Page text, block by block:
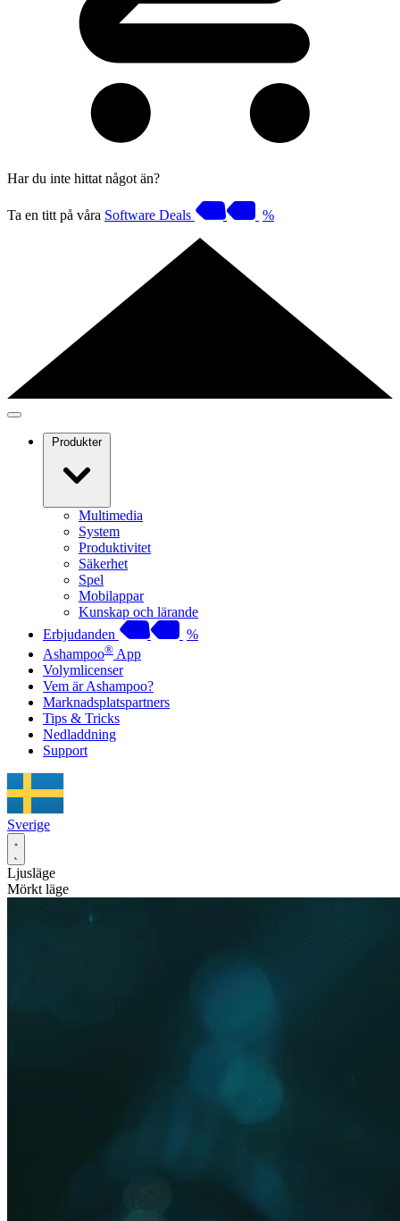
Har du inte hittat något än?
Ta en titt på våra Software Deals %
Produkter
Multimedia
System
Produktivitet
Säkerhet
Spel
Mobilappar
Kunskap och lärande
Erbjudanden
%
Ashampoo® App
Volymlicenser
Vem är Ashampoo?
Marknadsplatspartners
Tips & Tricks
Nedladdning
Support
Sverige
Ljusläge
Mörkt läge